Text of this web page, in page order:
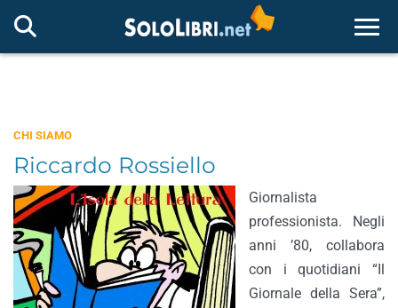
CHI SIAMO
Riccardo Rossiello
Giornalista
professionista. Negli
anni ’80, collabora
con i quotidiani “Il
Giornale della Sera”,